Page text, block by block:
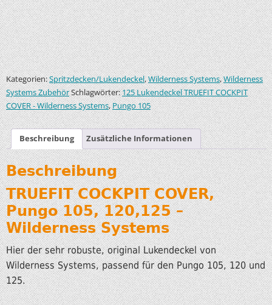
Kategorien:Spritzdecken/Lukendeckel,Wilderness Systems,Wilderness
Systems ZubehörSchlagwörter:125 Lukendeckel TRUEFIT COCKPIT
COVER - Wilderness Systems,Pungo 105
Beschreibung Zusätzliche Informationen
Beschreibung
TRUEFIT COCKPIT COVER,
Pungo 105, 120,125 –
Wilderness Systems
Hier der sehr robuste, original Lukendeckel von
Wilderness Systems, passend für den Pungo 105, 120 und
125.